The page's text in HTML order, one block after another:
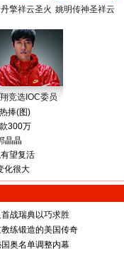
擎祥云圣火 姚明传神圣祥云
竞选IOC委员
捧(图)
300万
晶晶
望复活
化很大
战瑞典以巧求胜
练锻造的美国传奇
奥名单调整内幕